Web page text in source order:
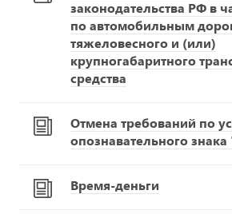
законодательства РФ в
по автомобильным
тяжеловесного и (или)
крупногабаритного
средства
Отмена требований по
опознавательного
Время-деньги